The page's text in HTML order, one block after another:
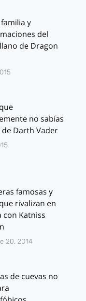
y
del
de Dragon
no sabías
Darth Vader
famosas y
rivalizan en
con Katniss
20, 2014
de cuevas no